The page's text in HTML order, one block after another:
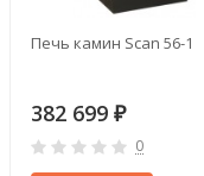
Печь камин Scan 56-1
382 699 ₽
0